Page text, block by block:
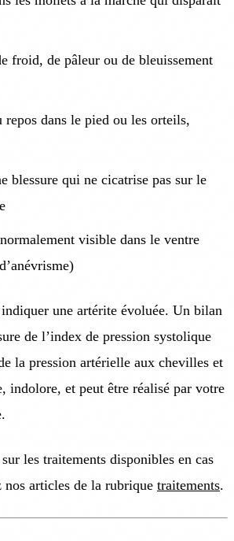
froid, de pâleur ou de bleuissement
repos dans le pied ou les orteils,
blessure qui ne cicatrise pas sur le
visible dans le ventre
une artérite évoluée. Un bilan
de l’index de pression systolique
la pression artérielle aux chevilles et
indolore, et peut être réalisé par votre
les traitements disponibles en cas
nos articles de la rubrique traitements.